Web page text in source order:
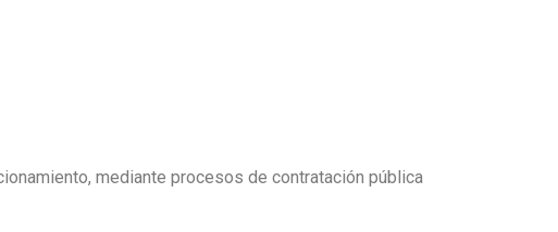
mediante procesos de contratación pública